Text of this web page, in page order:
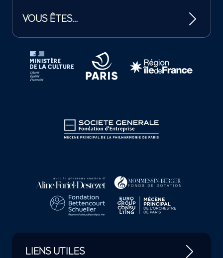
VOUS ÊTES…
Tutelles et mécènes de la Philharmonie de Paris
LIENS UTILES